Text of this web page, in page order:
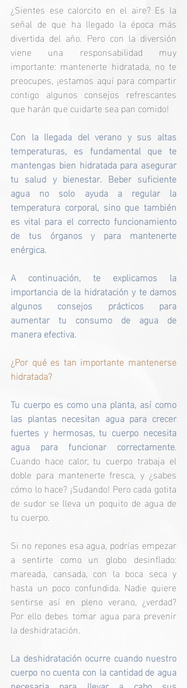
¿Sientes ese calorcito en el aire? Es la
señal de que ha llegado la época más
divertida del año. Pero con la diversión
viene una responsabilidad muy
importante: mantenerte hidratada, no te
preocupes, ¡estamos aquí para compartir
contigo algunos consejos refrescantes
que harán que cuidarte sea pan comido!
Con la llegada del verano y sus altas
temperaturas, es fundamental que te
mantengas bien hidratada para asegurar
tu salud y bienestar. Beber suficiente
agua no solo ayuda a regular la
temperatura corporal, sino que también
es vital para el correcto funcionamiento
de tus órganos y para mantenerte
enérgica.
A continuación, te explicamos la
importancia de la hidratación y te damos
algunos consejos prácticos para
aumentar tu consumo de agua de
manera efectiva.
¿Por qué es tan importante mantenerse
hidratada?
Tu cuerpo es como una planta, así como
las plantas necesitan agua para crecer
fuertes y hermosas, tu cuerpo necesita
agua para funcionar correctamente.
Cuando hace calor, tu cuerpo trabaja el
doble para mantenerte fresca, y ¿sabes
cómo lo hace? ¡Sudando! Pero cada gotita
de sudor se lleva un poquito de agua de
tu cuerpo.
Si no repones esa agua, podrías empezar
a sentirte como un globo desinflado:
mareada, cansada, con la boca seca y
hasta un poco confundida. Nadie quiere
sentirse así en pleno verano, ¿verdad?
Por ello debes tomar agua para prevenir
la deshidratación.
La deshidratación ocurre cuando nuestro
cuerpo no cuenta con la cantidad de agua